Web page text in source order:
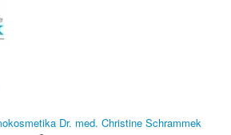
Dr. med. Christine Schrammek